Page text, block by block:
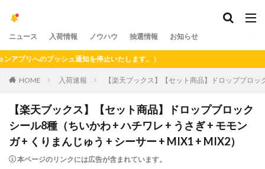
ニュース 入荷情報 ノウハウ 抽選情報 お知らせ
へのプッシュ通知を停止いたします。）
HOME 入荷速報 【楽天ブックス】【セット商品】ドロップブロ
【楽天ブックス】【セット商品】ドロップブロック
シール8種（ちいかわ + ハチワレ + うさぎ + モモン
ガ + くりまんじゅう + シーサー + MIX1 + MIX2）
本ページのリンクには広告が含まれています。